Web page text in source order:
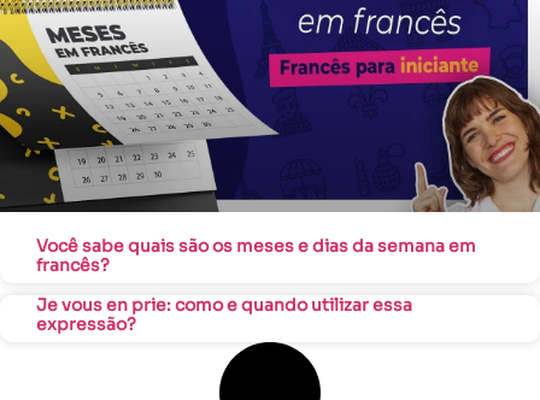
Você sabe quais são os meses e dias da semana em
francês?
Je vous en prie: como e quando utilizar essa
expressão?